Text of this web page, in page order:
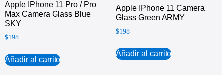
Apple IPhone 11 Pro / Pro
Max Camera Glass Blue
SKY
$198
Añadir al carrito
Apple IPhone 11 Camera
Glass Green ARMY
$198
Añadir al carrito